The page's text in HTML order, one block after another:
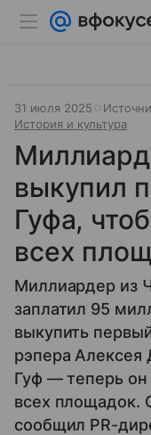
31 июля 2025
История и культура
выкупил
Гуфа,
всех
Миллиардер из
заплатил 95
выкупить
рэпера Алексея
Гуф — теперь он
всех площадок.
сообщил PR-